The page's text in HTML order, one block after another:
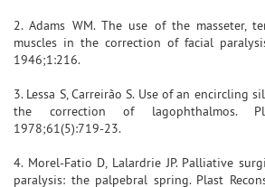
2. Adams WM. The use of the masseter,
muscles in the correction of facial
1946;1:216.
3. Lessa S, Carreirão S. Use of an encircling
the correction of lagophthalmos.
1978;61(5):719-23.
4. Morel-Fatio D, Lalardrie JP. Palliative
paralysis: the palpebral spring. Plast